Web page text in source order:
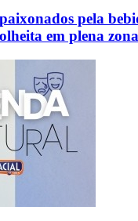
pela
em plena